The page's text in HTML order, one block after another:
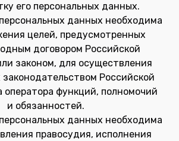
его персональных данных.
данных необходима
целей, предусмотренных
договором Российской
законом, для осуществления
Российской
функций, полномочий
и обязанностей.
данных необходима
правосудия, исполнения